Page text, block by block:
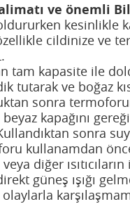
ve önemli
kesinlikle
cildinize ve
tam kapasite ile
tutarak ve boğaz
sonra
kapağını
sonra
kullanamdan
diğer
güneş ışığı